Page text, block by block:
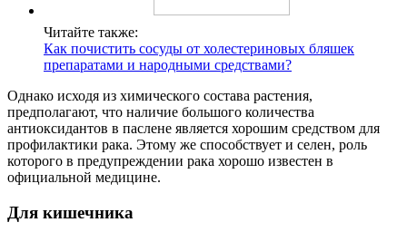
Читайте также:
Как почистить сосуды от холестериновых бляшек
препаратами и народными средствами?
Однако исходя из химического состава растения,
предполагают, что наличие большого количества
антиоксидантов в паслене является хорошим средством для
профилактики рака. Этому же способствует и селен, роль
которого в предупреждении рака хорошо известен в
официальной медицине.
Для кишечника